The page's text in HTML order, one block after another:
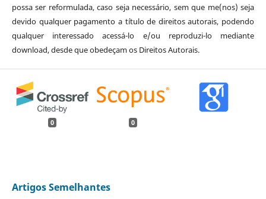
possa ser reformulada, caso seja necessário, sem que me(nos) seja
devido qualquer pagamento a título de direitos autorais, podendo
qualquer interessado acessá-lo e/ou reproduzi-lo mediante
download, desde que obedeçam os Direitos Autorais.
0 0
Artigos Semelhantes